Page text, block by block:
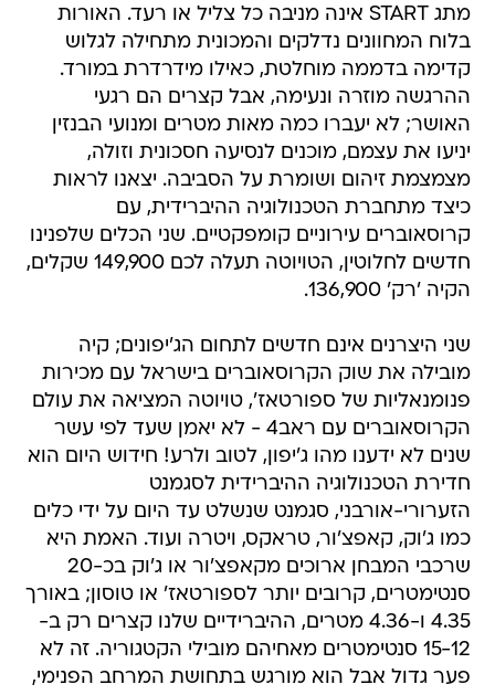
מתג START אינה מניבה כל צליל או רעד. האורות
בלוח המחוונים נדלקים והמכונית מתחילה לגלוש
קדימה בדממה מוחלטת, כאילו מידרדרת במורד.
ההרגשה מוזרה ונעימה, אבל קצרים הם רגעי
האושר; לא יעברו כמה מאות מטרים ומנועי הבנזין
יניעו את עצמם, מוכנים לנסיעה חסכונית וזולה,
מצמצמת זיהום ושומרת על הסביבה. יצאנו לראות
כיצד מתחברת הטכנולוגיה ההיברידית, עם
קרוסאוברים עירוניים קומפקטיים. שני הכלים שלפנינו
חדשים לחלוטין, הטויוטה תעלה לכם 149,900 שקלים,
הקיה 'רק' 136,900.
שני היצרנים אינם חדשים לתחום הג'יפונים; קיה
מובילה את שוק הקרוסאוברים בישראל עם מכירות
פנומנאליות של ספורטאז', טויוטה המציאה את עולם
הקרוסאוברים עם ראב4 - לא יאמן שעד לפי עשר
שנים לא ידענו מהו ג'יפון, לטוב ולרע! חידוש היום הוא
חדירת הטכנולוגיה ההיברידית לסגמנט
הזערורי-אורבני, סגמנט שנשלט עד היום על ידי כלים
כמו ג'וק, קאפצ'ור, טראקס, ויטרה ועוד. האמת היא
שרכבי המבחן ארוכים מקאפצ'ור או ג'וק בכ-20
סנטימטרים, קרובים יותר לספורטאז' או טוסון; באורך
4.35 ו-4.36 מטרים, ההיברידיים שלנו קצרים רק ב-
15-12 סנטימטרים מאחיהם מובילי הקטגוריה. זה לא
פער גדול אבל הוא מורגש בתחושת המרחב הפנימי,